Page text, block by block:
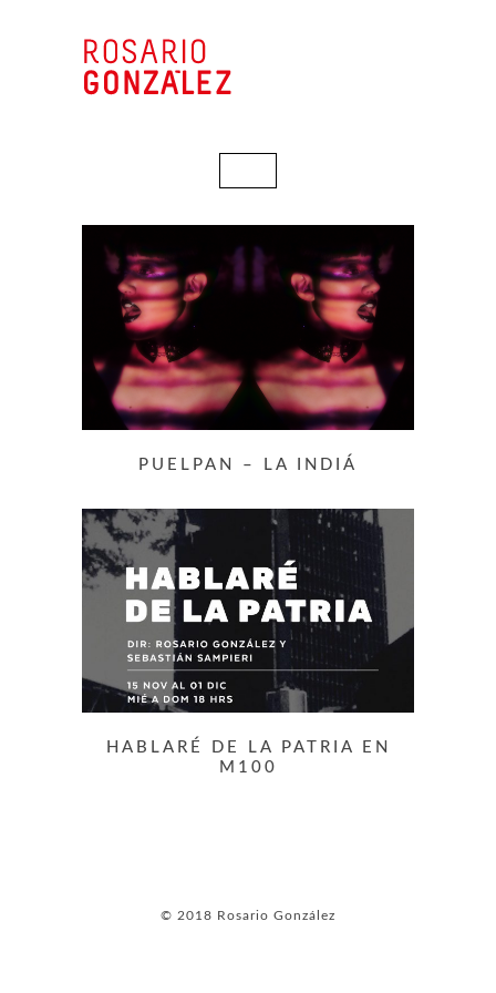
PUELPAN – LA INDIÁ
HABLARÉ DE LA PATRIA EN
M100
© 2018 Rosario González